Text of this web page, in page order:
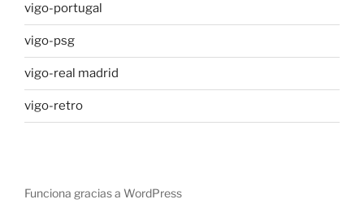
vigo-portugal
vigo-psg
vigo-real madrid
vigo-retro
Funciona gracias a WordPress